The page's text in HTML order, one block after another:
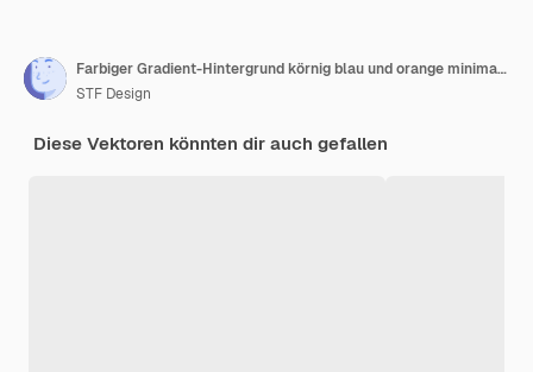
Farbiger Gradient-Hintergrund körnig blau und orange minimalistisch einfacher dunkelweißer Hintergrund ar 32
STF Design
Diese Vektoren könnten dir auch gefallen